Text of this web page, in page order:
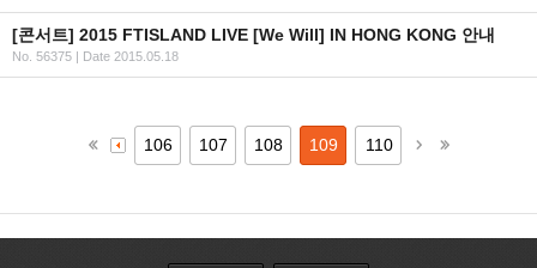
[콘서트] 2015 FTISLAND LIVE [We Will] IN HONG KONG 안내
No. 56375 | Date 2015.05.18
106 107 108 109 110